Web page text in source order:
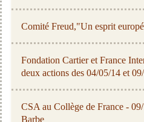
Comité Freud,"Un esprit
Fondation Cartier et France
deux actions des 04/05/14 et
CSA au Collège de France -
Barbe